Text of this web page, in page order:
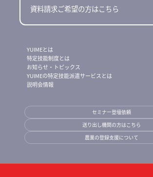
資料請求ご希望の方はこちら
YUIMEとは
特定技能制度とは
お知らせ・トピックス
YUIMEの特定技能派遣サービスとは
説明会情報
セミナー登壇依頼
送り出し機関の方はこちら
農業の登録支援について